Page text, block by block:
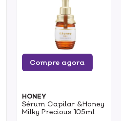
Compre agora
HONEY
Sérum Capilar &Honey
Milky Precious 105ml